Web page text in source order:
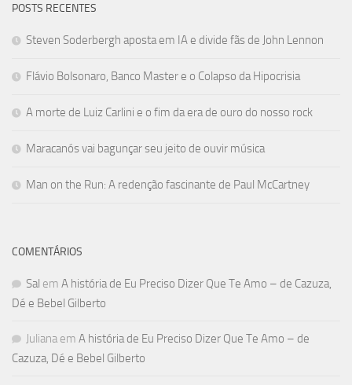
POSTS RECENTES
Steven Soderbergh aposta em IA e divide fãs de John Lennon
Flávio Bolsonaro, Banco Master e o Colapso da Hipocrisia
A morte de Luiz Carlini e o fim da era de ouro do nosso rock
Maracanós vai bagunçar seu jeito de ouvir música
Man on the Run: A redenção fascinante de Paul McCartney
COMENTÁRIOS
Sal em A história de Eu Preciso Dizer Que Te Amo – de Cazuza,
Dé e Bebel Gilberto
Juliana em A história de Eu Preciso Dizer Que Te Amo – de
Cazuza, Dé e Bebel Gilberto